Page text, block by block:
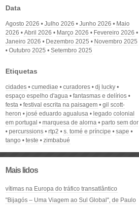
Data
Agosto 2026 Julho 2026 Junho 2026
Maio
2026
Abril 2026 Março 2026
Fevereiro 2026
Janeiro 2026
Dezembro 2025
Novembro 2025
Outubro 2025
Setembro 2025
Etiquetas
cidades cumediae curadores
dj lucky
espaço espelho d'agua
fantasmas e delírios
festa
festival escrita na paisagem
gil scott-
heron
josé eduardo agualusa
legado colonial
em portugal
marquesa de alorna
parto sem dor
percurssions
rtp2 s. tomé e príncipe
sape
tango
teste zimbabué
Mais lidos
vítimas na Europa do tráfico transatlântico
"Bijagós – Uma Viagem ao Sul Global", de Paulo